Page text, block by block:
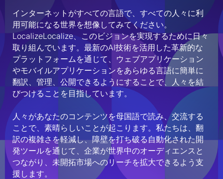
インターネットがすべての言語で、すべての人々に利
用可能になる世界を想像してみてください。
LocalizeLocalize、このビジョンを実現するために日々
取り組んでいます。最新のAI技術を活用した革新的な
プラットフォームを通じて、ウェブアプリケーション
やモバイルアプリケーションをあらゆる言語に簡単に
翻訳、管理、公開できるようにすることで、人々を結
びつけることを目指しています。
人々があなたのコンテンツを母国語で読み、交流する
ことで、素晴らしいことが起こります。私たちは、翻
訳の複雑さを軽減し、障壁を打ち破る自動化された開
発ツールを通じて、企業が世界中のオーディエンスと
つながり、未開拓市場へのリーチを拡大できるよう支
援します。